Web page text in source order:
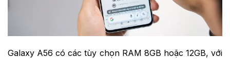
Galaxy A56 có các tùy chọn RAM 8GB hoặc 12GB, với